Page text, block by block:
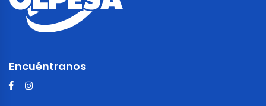
Encuéntranos